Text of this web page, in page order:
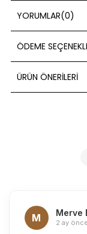
YORUMLAR(0)
ÖDEME
ÜRÜN ÖNERILERI
M Merve
2 ay önce